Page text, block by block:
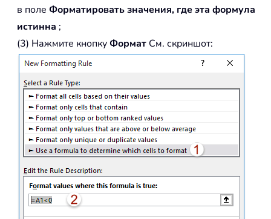
в поле Форматировать значения, где эта формула
истинна ;
(3) Нажмите кнопкуФормат См. скриншот: